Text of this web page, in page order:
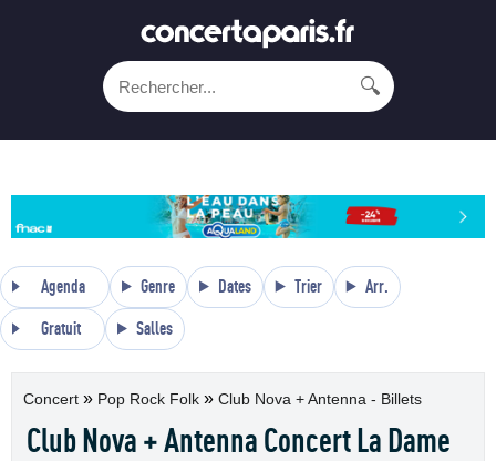
🔍
Agenda Genre Dates Trier Arr.
Gratuit Salles
Concert » Pop Rock Folk » Club Nova + Antenna - Billets
Club Nova + Antenna Concert La Dame